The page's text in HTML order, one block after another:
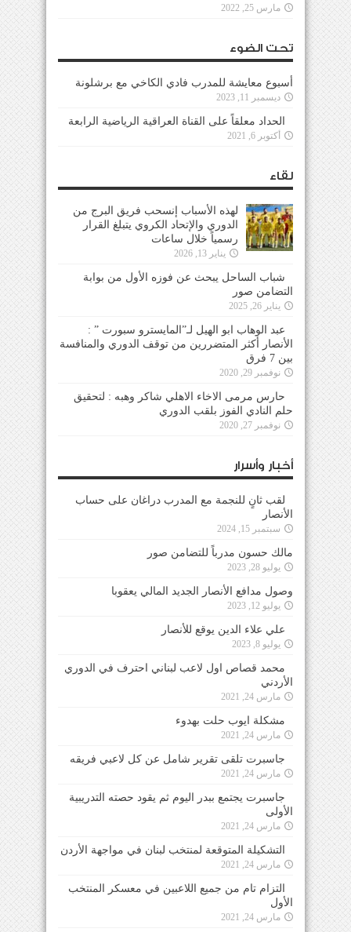
مارس 25, 2022
تحت الضوء
أسبوع معايشة للمدرب فادي الكاخي مع برشلونة
ديسمبر 11, 2023
الحداد معلقاً على القناة العراقية الرياضية الرابعة
أكتوبر 6, 2021
لقاء
لهذه الأسباب إنسحب فريق البرج من
الدوري والإتحاد الكروي يتبلغ القرار
رسمياً خلال ساعات
يناير 13, 2026
شباب الساحل يبحث عن فوزه الأول من بوابة
التضامن صور
يناير 26, 2025
عبد الوهاب ابو الهيل لـ”المايسترو سبورت ” :
الأنصار أكثر المتضررين من توقف الدوري والمنافسة
بين 7 فرق
نوفمبر 29, 2020
حارس مرمى الاخاء الاهلي شاكر وهبه : لتحقيق
حلم النادي الفوز بلقب الدوري
نوفمبر 27, 2020
أخبار وأسرار
لقب ثانٍ للنجمة مع المدرب دراغان على حساب
الأنصار
سبتمبر 15, 2024
مالك حسون مدرباً للتضامن صور
يوليو 28, 2023
وصول مدافع الأنصار الجديد المالي يعقوبا
يوليو 12, 2023
علي علاء الدين يوقع للأنصار
يوليو 8, 2023
محمد قصاص اول لاعب لبناني احترف في الدوري
الأردني
مارس 24, 2021
مشكلة ايوب حلت بهدوء
مارس 24, 2021
جاسبرت تلقى تقرير شامل عن كل لاعبي فريقه
مارس 24, 2021
جاسبرت يجتمع ببدر اليوم ثم يقود حصته التدريبية
الأولى
مارس 24, 2021
التشكيلة المتوقعة لمنتخب لبنان في مواجهة الأردن
مارس 24, 2021
التزام تام من جميع اللاعبين في معسكر المنتخب
الأول
مارس 24, 2021